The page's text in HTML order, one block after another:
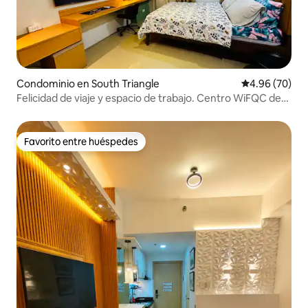
Condominio en South Triangle Calificación
4.96 (70)
Felicidad de viaje y espacio de trabajo. Centro WiFQC de
Favorito entre huéspedes
Favorito entre huéspedes